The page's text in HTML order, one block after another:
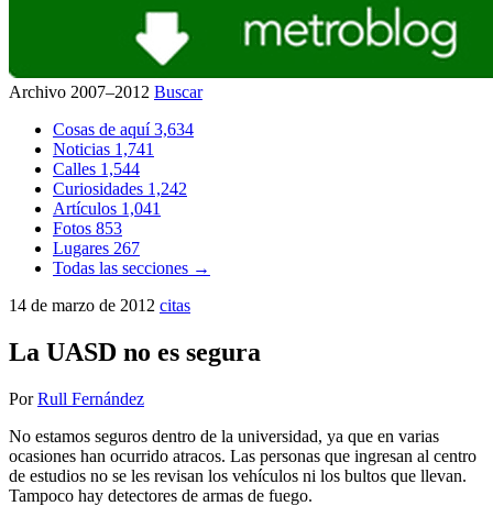
Archivo 2007–2012 Buscar
Cosas de aquí3,634
Noticias 1,741
Calles 1,544
Curiosidades 1,242
Artículos 1,041
Fotos 853
Lugares 267
Todas las secciones →
14 de marzo de 2012 citas
La UASD no es segura
PorRull Fernández
No estamos seguros dentro de la universidad, ya que en varias
ocasiones han ocurrido atracos. Las personas que ingresan al centro
de estudios no se les revisan los vehículos ni los bultos que llevan.
Tampoco hay detectores de armas de fuego.